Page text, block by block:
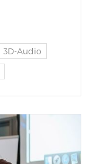
3D-Audio